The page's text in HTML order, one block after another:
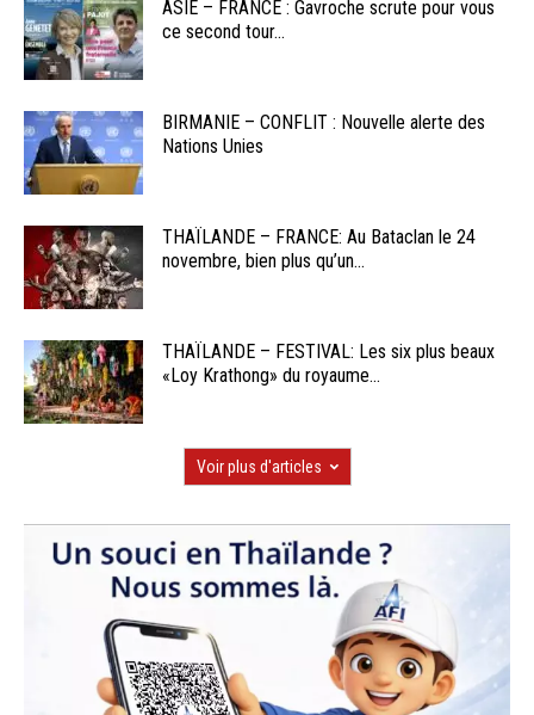
ASIE – FRANCE : Gavroche scrute pour vous
ce second tour...
BIRMANIE – CONFLIT : Nouvelle alerte des
Nations Unies
THAÏLANDE – FRANCE: Au Bataclan le 24
novembre, bien plus qu’un...
THAÏLANDE – FESTIVAL: Les six plus beaux
«Loy Krathong» du royaume...
Voir plus d'articles